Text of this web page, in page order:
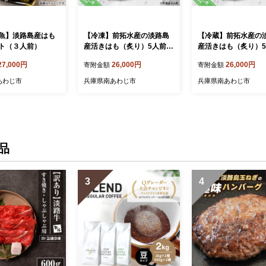
】淡路島産はも
（３人前）
円
わじ市
【冷凍】前拓水産の淡路島
産活きはも（炙り）5人前
寄附金額 26,000円
兵庫県南あわじ市
【冷蔵】前拓水産の
産活きはも（炙り
寄附金額 26,000円
兵庫県南あわじ市
3 4